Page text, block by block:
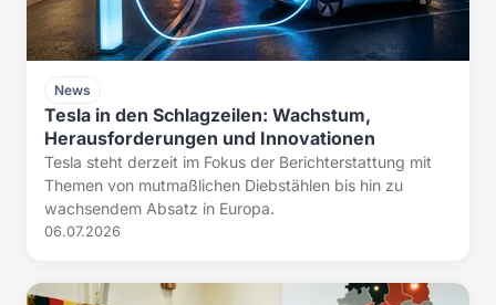
News
Tesla in den Schlagzeilen: Wachstum,
Herausforderungen und Innovationen
Tesla steht derzeit im Fokus der Berichterstattung mit
Themen von mutmaßlichen Diebstählen bis hin zu
wachsendem Absatz in Europa.
06.07.2026